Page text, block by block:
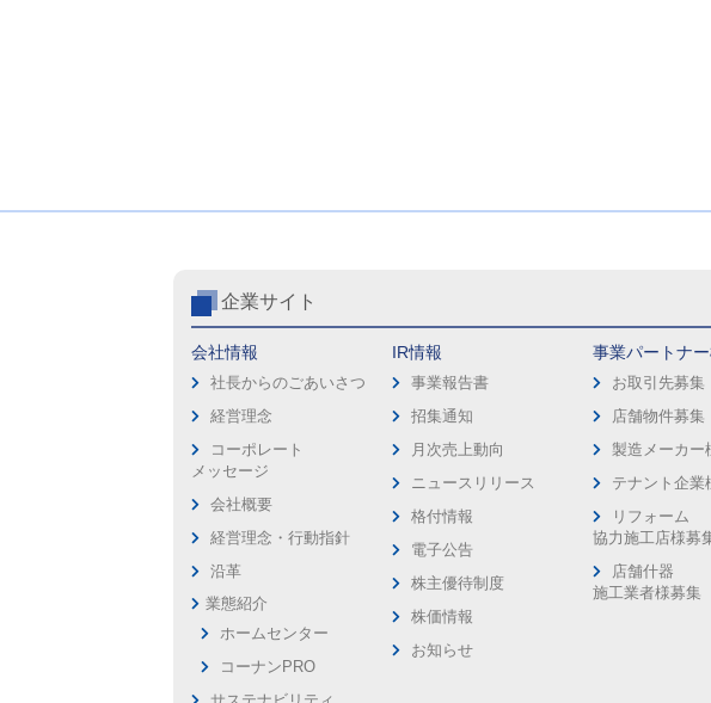
企業サイト
会社情報
社長からのごあいさつ
経営理念
コーポレート
メッセージ
会社概要
経営理念・行動指針
沿革
業態紹介
ホームセンター
コーナンPRO
IR情報
事業報告書
招集通知
月次売上動向
ニュースリリース
格付情報
電子公告
株主優待制度
株価情報
お知らせ
事業パートナ
お取引先募集
店舗物件募集
製造メーカー
テナント企業
リフォーム
協力施工店様募
店舗什器
施工業者様募集